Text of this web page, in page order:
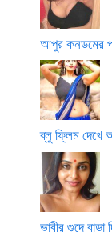
আপুর কনডমের
ব্লু ফ্লিম দেখে
ভাবীর গুদে